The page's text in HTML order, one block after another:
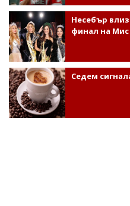
Несебър
финал на Мис
Седем